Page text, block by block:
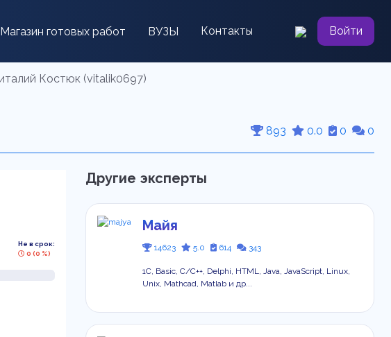
Магазин готовых работ ВУЗЫ Контакты Войти
Костюк (vitalik0697)
893 0.0 0 0
Не в срок:
0 (0 %)
Другие эксперты
Майя
14623 5.0 614 343
1С, Basic, C/C++, Delphi, HTML, Java, JavaScript, Linux,
Unix, Mathcad, Matlab и др...